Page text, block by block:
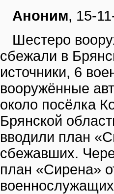
Аноним, 15-
Шестеро
сбежали в
источники, 6
вооружённые
около посёлка
Брянской
вводили план
сбежавших.
план «Сирена»